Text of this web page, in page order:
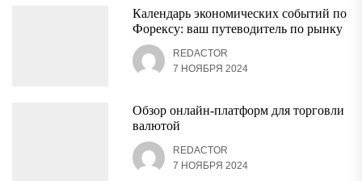
Календарь экономических событий по
Форексу: ваш путеводитель по рынку
REDACTOR
7 НОЯБРЯ 2024
Обзор онлайн-платформ для торговли
валютой
REDACTOR
7 НОЯБРЯ 2024